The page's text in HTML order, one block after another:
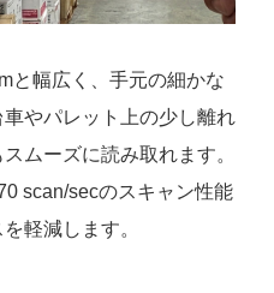
と幅広く、手元の細かな
やパレット上の少し離れ
ムーズに読み取れます。
scan/secのスキャン性能
軽減します。